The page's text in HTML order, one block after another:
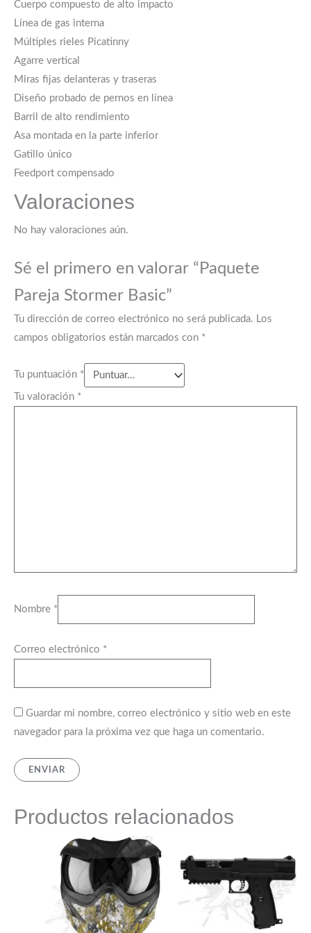
Cuerpo compuesto de alto impacto
Línea de gas interna
Múltiples rieles Picatinny
Agarre vertical
Miras fijas delanteras y traseras
Diseño probado de pernos en línea
Barril de alto rendimiento
Asa montada en la parte inferior
Gatillo único
Feedport compensado
Valoraciones
No hay valoraciones aún.
Sé el primero en valorar “Paquete
Pareja Stormer Basic”
Tu dirección de correo electrónico no será publicada. Los
campos obligatorios están marcados con *
Tu puntuación *
Tu valoración *
Nombre *
Correo electrónico *
Guardar mi nombre, correo electrónico y sitio web en este
navegador para la próxima vez que haga un comentario.
Productos relacionados